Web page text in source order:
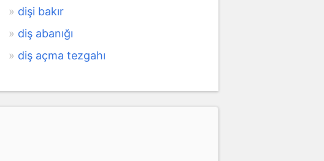
dişi bakır
diş abanığı
diş açma tezgahı